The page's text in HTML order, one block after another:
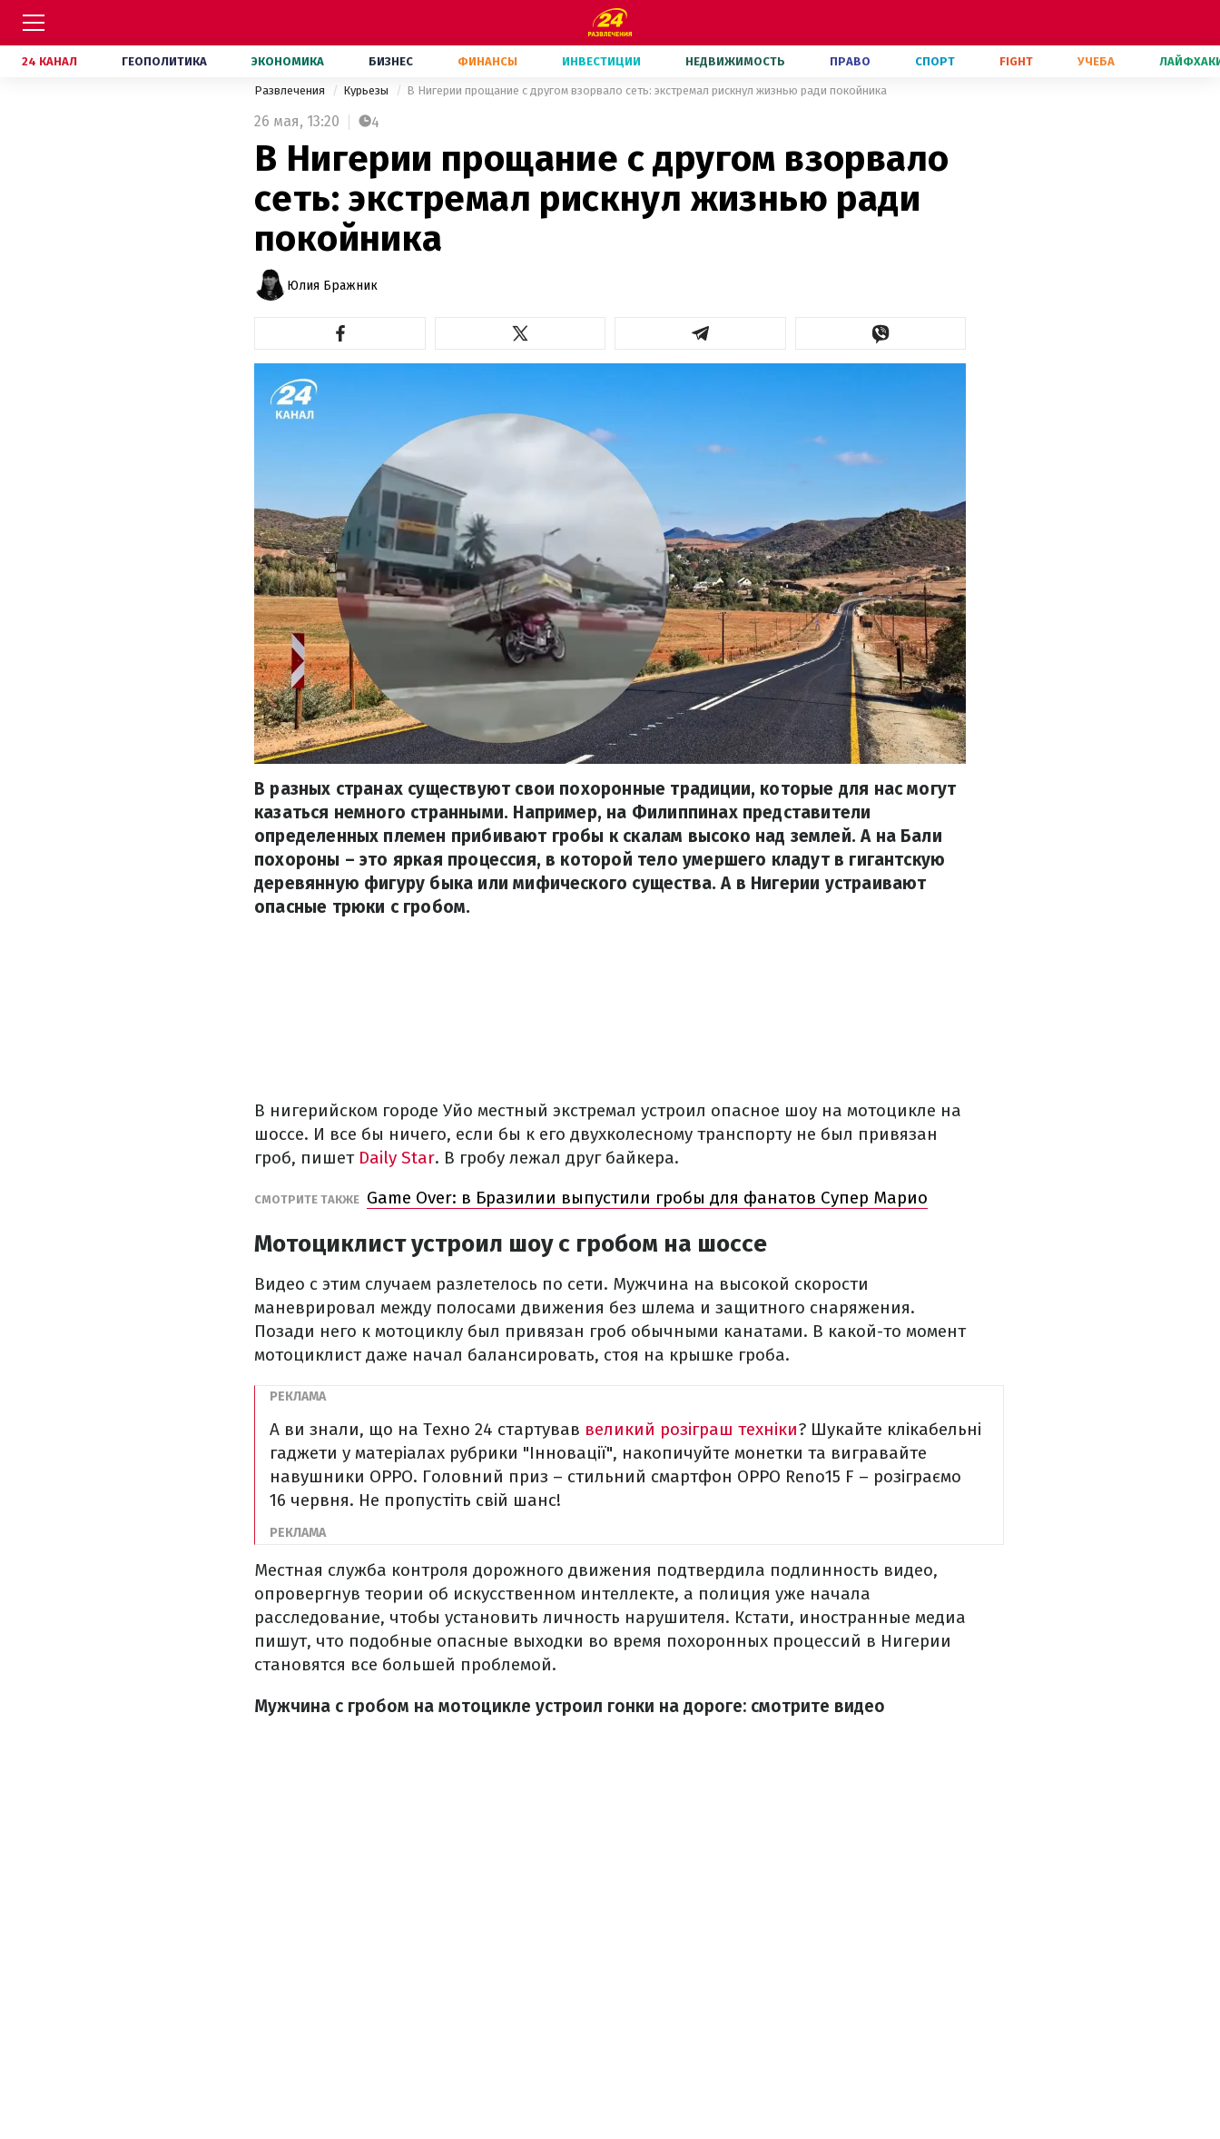
24 КАНАЛ ГЕОПОЛИТИКА ЭКОНОМИКА БИЗНЕС ФИНАНСЫ ИНВЕСТИЦИИ НЕДВИЖИМОСТЬ ПРАВО СПОРТ FIGHT УЧЕБА
Развлечения Курьезы В Нигерии прощание с другом взорвало сеть: экстремал рискнул жизнью ради покойника
26 мая, 13:20 4
В Нигерии прощание с другом взорвало
сеть: экстремал рискнул жизнью ради
покойника
Юлия Бражник
В разных странах существуют свои похоронные традиции, которые для нас могут
казаться немного странными. Например, на Филиппинах представители
определенных племен прибивают гробы к скалам высоко над землей. А на Бали
похороны – это яркая процессия, в которой тело умершего кладут в гигантскую
деревянную фигуру быка или мифического существа. А в Нигерии устраивают
опасные трюки с гробом.
В нигерийском городе Уйо местный экстремал устроил опасное шоу на мотоцикле на
шоссе. И все бы ничего, если бы к его двухколесному транспорту не был привязан
гроб, пишет Daily Star. В гробу лежал друг байкера.
СМОТРИТЕ ТАКЖЕ Game Over: в Бразилии выпустили гробы для фанатов Супер Марио
Мотоциклист устроил шоу с гробом на шоссе
Видео с этим случаем разлетелось по сети. Мужчина на высокой скорости
маневрировал между полосами движения без шлема и защитного снаряжения.
Позади него к мотоциклу был привязан гроб обычными канатами. В какой-то момент
мотоциклист даже начал балансировать, стоя на крышке гроба.
А ви знали, що на Техно 24 стартував великий розіграш техніки? Шукайте клікабельні
гаджети у матеріалах рубрики "Інновації", накопичуйте монетки та вигравайте
навушники OPPO. Головний приз – стильний смартфон ОРРО Reno15 F – розіграємо
16 червня. Не пропустіть свій шанс!
Местная служба контроля дорожного движения подтвердила подлинность видео,
опровергнув теории об искусственном интеллекте, а полиция уже начала
расследование, чтобы установить личность нарушителя. Кстати, иностранные медиа
пишут, что подобные опасные выходки во время похоронных процессий в Нигерии
становятся все большей проблемой.
Мужчина с гробом на мотоцикле устроил гонки на дороге: смотрите видео